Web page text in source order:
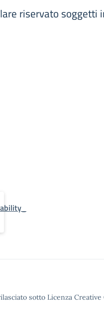
riservato soggetti
sotto Licenza